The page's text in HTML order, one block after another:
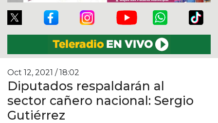
Oct 12, 2021 / 18:02
Diputados respaldarán al
sector cañero nacional: Sergio
Gutiérrez